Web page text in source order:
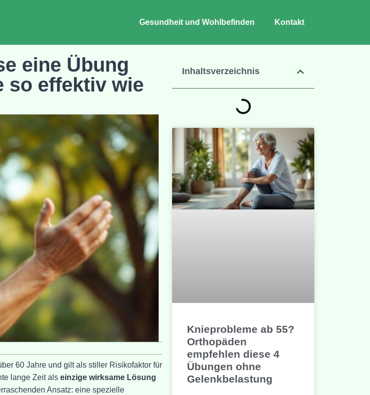
Gesundheit und Wohlbefinden Kontakt
Inhaltsverzeichnis
Knieprobleme ab 55?
Orthopäden
empfehlen diese 4
Übungen ohne
Gelenkbelastung
eine Übung
so effektiv wie
60 Jahre und gilt als stiller Risikofaktor für
lange Zeit als einzige wirksame Lösung
Ansatz: eine spezielle